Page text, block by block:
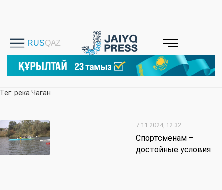
Тег: река Чаган
7.11.2024, 12:32
Спортсменам –
достойные условия